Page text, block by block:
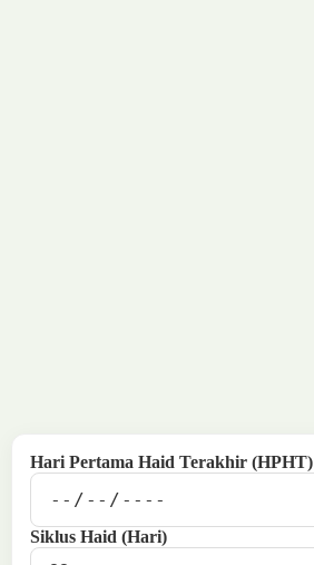
Hari Pertama Haid Terakhir (HPHT)
Siklus Haid (Hari)